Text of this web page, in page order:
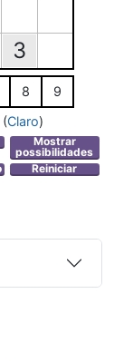
3
8
9
(Claro)